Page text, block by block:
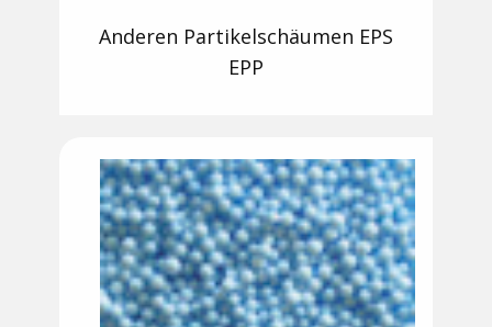
Anderen Partikelschäumen EPS
EPP